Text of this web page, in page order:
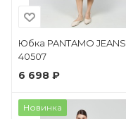
Юбка PANTAMO JEANS
40507
6 698 ₽
Новинка